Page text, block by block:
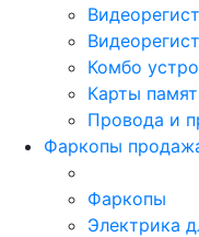
Комбо
Карты
Провода и
Фаркопы
Фаркопы
Электрика